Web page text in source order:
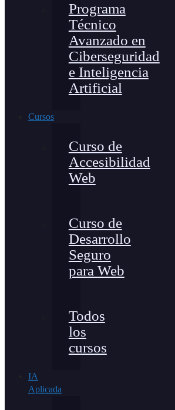
Programa
Técnico
Avanzado en
Ciberseguridad
e Inteligencia
Artificial
Cursos
Curso de
Accesibilidad
Web
Curso de
Desarrollo
Seguro
para Web
Todos
los
cursos
IA
Aplicada